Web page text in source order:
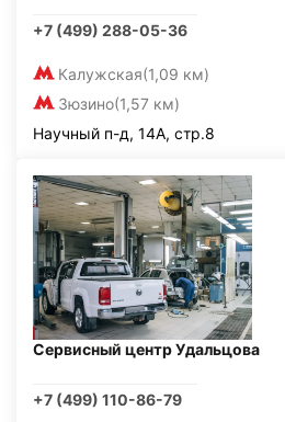
+7 (499) 288-05-36
Калужская(1,09 км)
Зюзино(1,57 км)
Научный п-д, 14А, стр.8
Сервисный центр Удальцова
+7 (499) 110-86-79